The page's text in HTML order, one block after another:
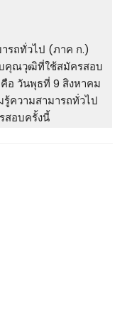
รถทั่วไป (ภาค ก.)
บคุณวุฒิที่ใช้สมัครสอบ
อ วันพุธที่ 9 สิงหาคม
ความสามารถทั่วไป
สอบครั้งนี้